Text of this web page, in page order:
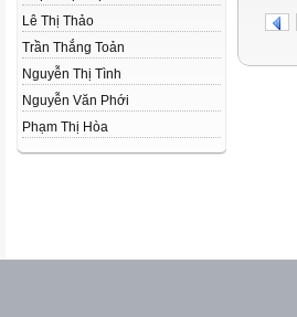
Lê Thị Thảo
Trần Thắng Toản
Nguyễn Thị Tình
Nguyễn Văn Phới
Phạm Thị Hòa